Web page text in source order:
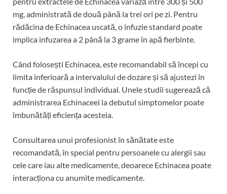
mg, administrată de două până la trei ori pe zi. Pentru
rădăcina de Echinacea uscată, o infuzie standard poate
implica infuzarea a 2 până la 3 grame în apă fierbinte.
Când folosești Echinacea, este recomandabil să începi cu
limita inferioară a intervalului de dozare și să ajustezi în
funcție de răspunsul individual. Unele studii sugerează că
administrarea Echinaceei la debutul simptomelor poate
îmbunătăți eficiența acesteia.
Consultarea unui profesionist în sănătate este
recomandată, în special pentru persoanele cu alergii sau
cele care iau alte medicamente, deoarece Echinacea poate
interacționa cu anumite medicamente.